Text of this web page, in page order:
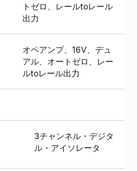
トゼロ、レールtoレール
出力
オペアンプ、16V、デュ
アル、オートゼロ、レー
ルtoレール出力
3チャンネル・デジタ
ル・アイソレータ